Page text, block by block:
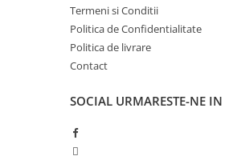
Termeni si Conditii
Politica de Confidentialitate
Politica de livrare
Contact
SOCIAL URMARESTE-NE